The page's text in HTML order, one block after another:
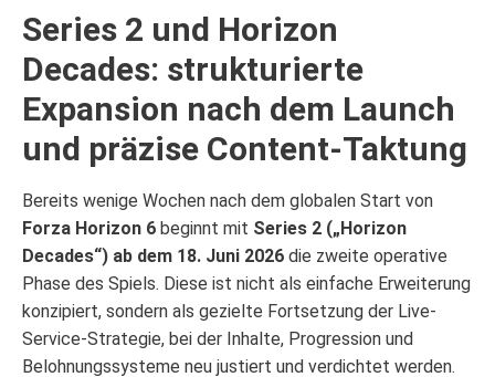
Series 2 und Horizon
Decades: strukturierte
Expansion nach dem Launch
und präzise Content-Taktung
Bereits wenige Wochen nach dem globalen Start von
Forza Horizon 6 beginnt mit Series 2 („Horizon
Decades“) ab dem 18. Juni 2026 die zweite operative
Phase des Spiels. Diese ist nicht als einfache Erweiterung
konzipiert, sondern als gezielte Fortsetzung der Live-
Service-Strategie, bei der Inhalte, Progression und
Belohnungssysteme neu justiert und verdichtet werden.